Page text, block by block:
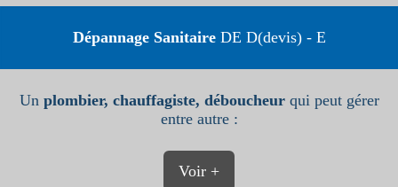
Dépannage SanitaireDE D(devis) - E
Un plombier, chauffagiste, déboucheurqui peut gérer
entre autre :
Voir +